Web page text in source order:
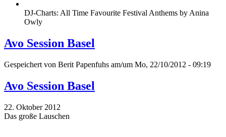
DJ-Charts: All Time Favourite Festival Anthems by Anina
Owly
Avo Session Basel
Gespeichert von Berit Papenfuhs am/um Mo, 22/10/2012 - 09:19
Avo Session Basel
22. Oktober 2012
Das große Lauschen